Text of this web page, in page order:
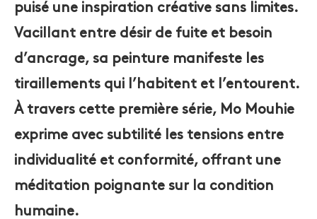
puisé une inspiration créative sans limites.
Vacillant entre désir de fuite et besoin
d’ancrage, sa peinture manifeste les
tiraillements qui l’habitent et l’entourent.
À travers cette première série, Mo Mouhie
exprime avec subtilité les tensions entre
individualité et conformité, offrant une
méditation poignante sur la condition
humaine.